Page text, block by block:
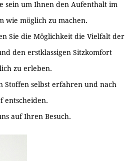
sein um Ihnen den Aufenthalt im
wie möglich zu machen.
Sie die Möglichkeit die Vielfalt der
den erstklassigen Sitzkomfort
zu erleben.
Stoffen selbst erfahren und nach
entscheiden.
auf Ihren Besuch.